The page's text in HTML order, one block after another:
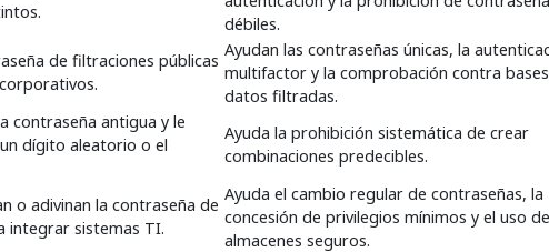
débiles.
de filtraciones públicas
Ayudan las contraseñas únicas, la
multifactor y la comprobación contra
datos filtradas.
contraseña antigua y le
dígito aleatorio o el
Ayuda la prohibición sistemática de crear
combinaciones predecibles.
o adivinan la contraseña de
integrar sistemas TI.
Ayuda el cambio regular de contraseñas, la
concesión de privilegios mínimos y el uso de
almacenes seguros.